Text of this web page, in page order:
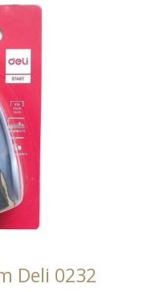
Deli 0232